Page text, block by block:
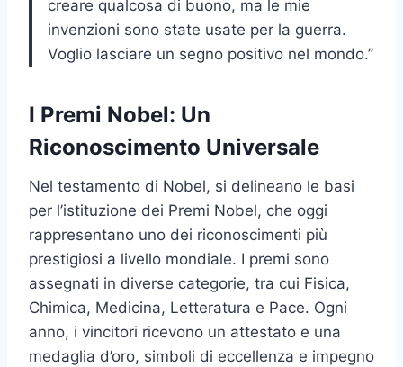
creare qualcosa di buono, ma le mie
invenzioni sono state usate per la guerra.
Voglio lasciare un segno positivo nel mondo.”
I Premi Nobel: Un
Riconoscimento Universale
Nel testamento di Nobel, si delineano le basi
per l’istituzione dei Premi Nobel, che oggi
rappresentano uno dei riconoscimenti più
prestigiosi a livello mondiale. I premi sono
assegnati in diverse categorie, tra cui Fisica,
Chimica, Medicina, Letteratura e Pace. Ogni
anno, i vincitori ricevono un attestato e una
medaglia d’oro, simboli di eccellenza e impegno